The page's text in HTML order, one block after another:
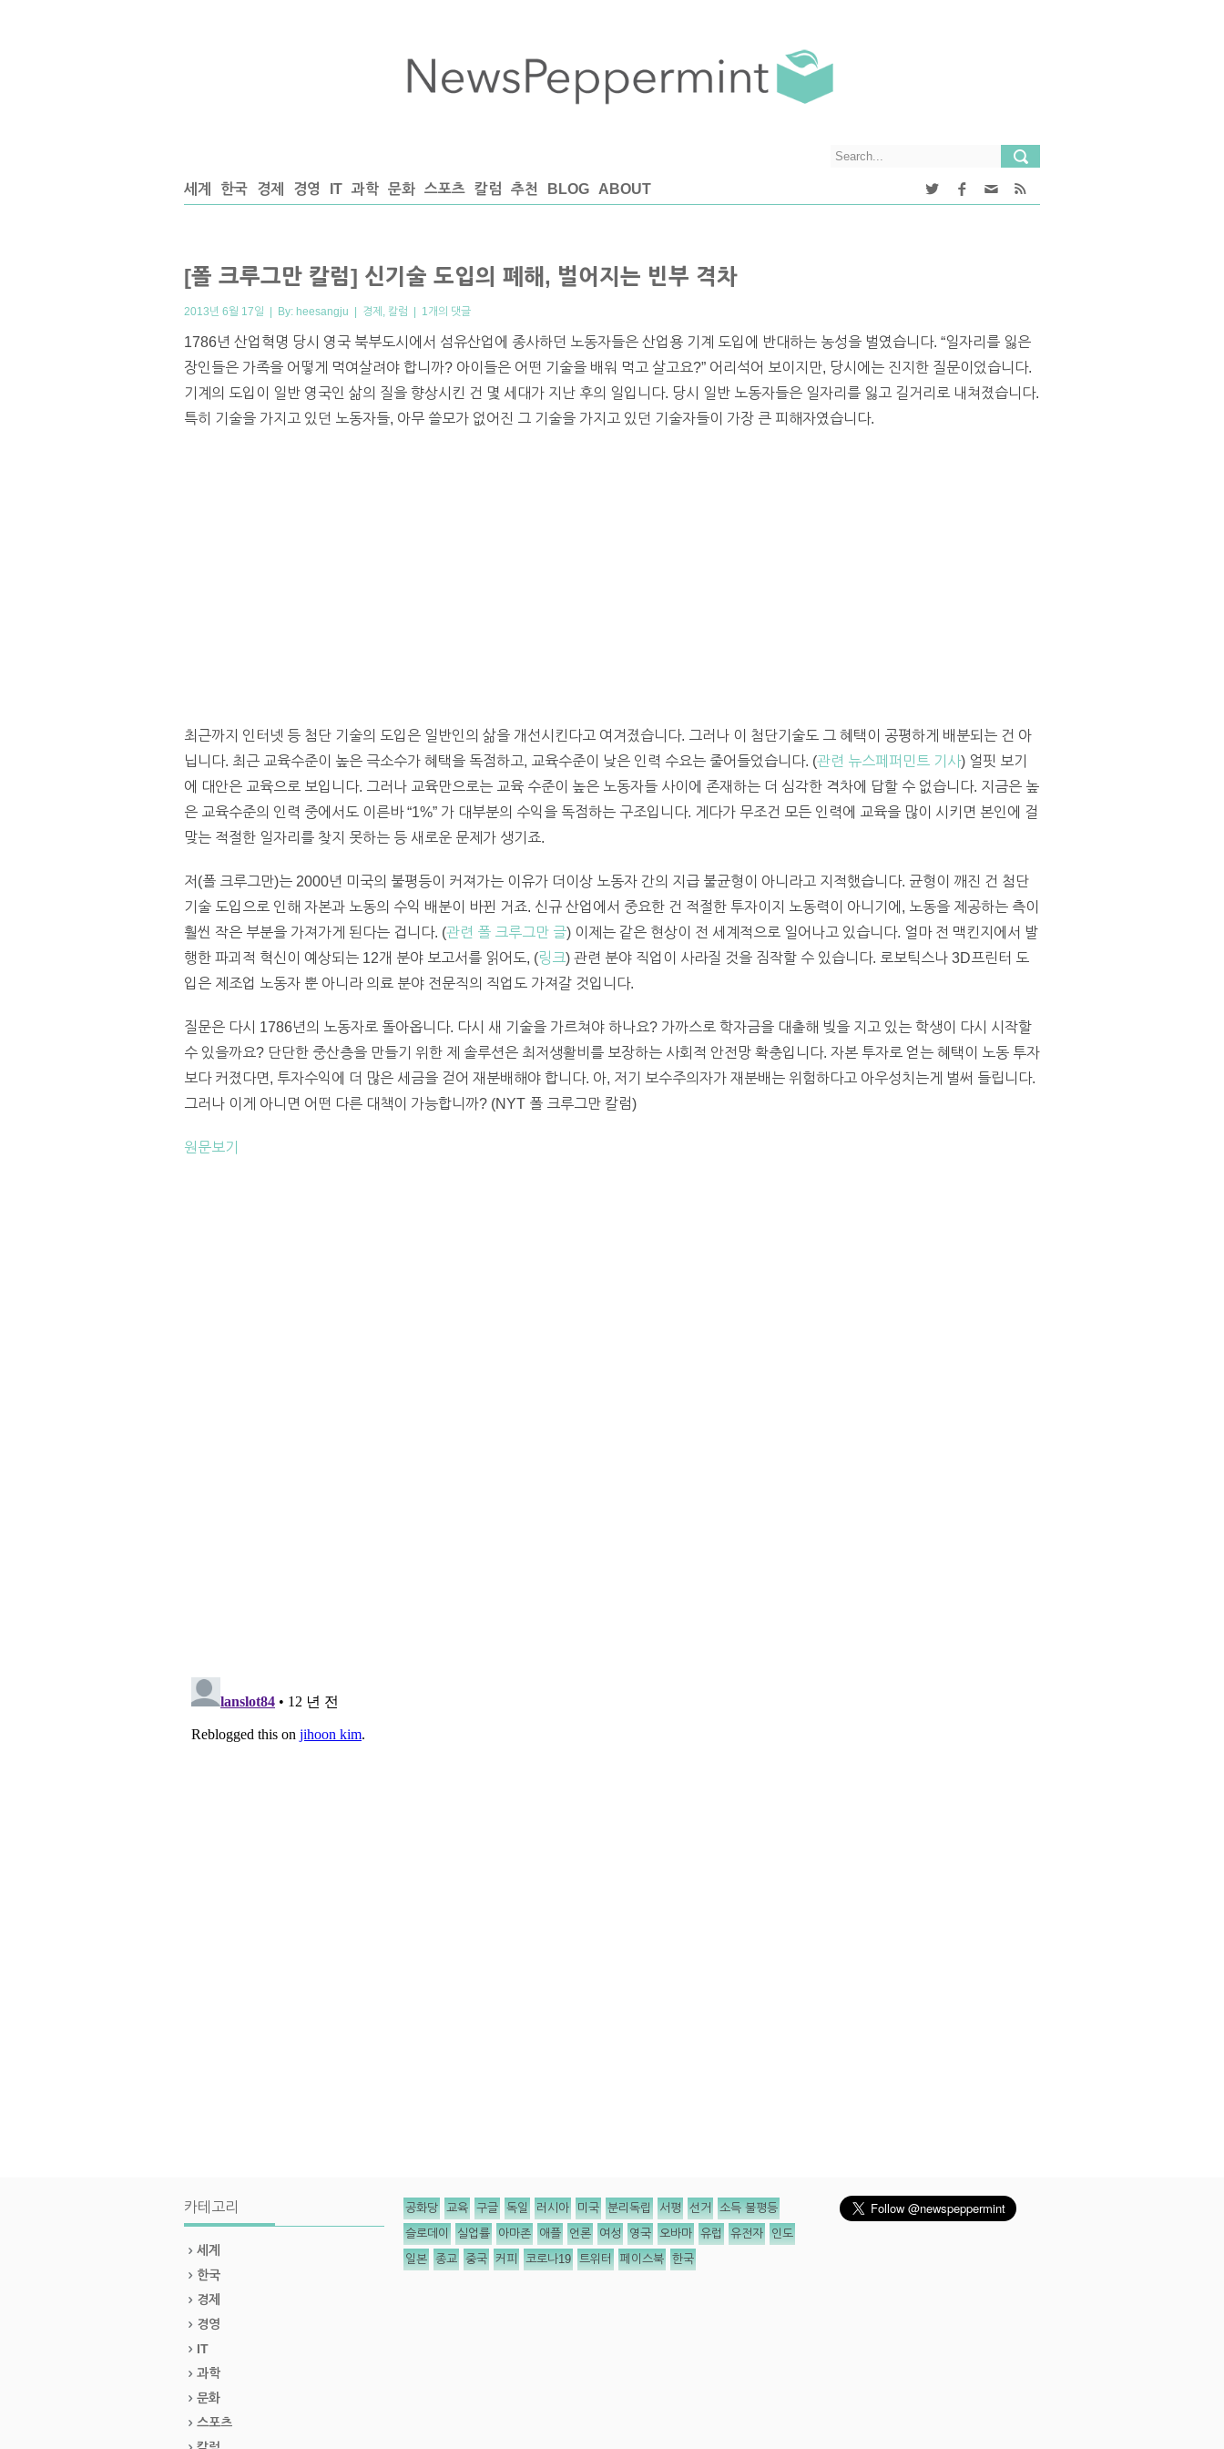
세계 한국 경제 경영 IT 과학 문화 스포츠 칼럼 추천 BLOG ABOUT
[폴 크루그만 칼럼] 신기술 도입의 폐해, 벌어지는 빈부 격차
2013년 6월 17일 | By: heesangju | 경제 , 칼럼 | 1개의 댓글
1786년 산업혁명 당시 영국 북부도시에서 섬유산업에 종사하던 노동자들은 산업용 기계 도입에 반대하는 농성을 벌였습니다. “일자리를 잃은
장인들은 가족을 어떻게 먹여살려야 합니까? 아이들은 어떤 기술을 배워 먹고 살고요?” 어리석어 보이지만, 당시에는 진지한 질문이었습니다.
기계의 도입이 일반 영국인 삶의 질을 향상시킨 건 몇 세대가 지난 후의 일입니다. 당시 일반 노동자들은 일자리를 잃고 길거리로 내쳐졌습니다.
특히 기술을 가지고 있던 노동자들, 아무 쓸모가 없어진 그 기술을 가지고 있던 기술자들이 가장 큰 피해자였습니다.
최근까지 인터넷 등 첨단 기술의 도입은 일반인의 삶을 개선시킨다고 여겨졌습니다. 그러나 이 첨단기술도 그 혜택이 공평하게 배분되는 건 아
닙니다. 최근 교육수준이 높은 극소수가 혜택을 독점하고, 교육수준이 낮은 인력 수요는 줄어들었습니다. (관련 뉴스페퍼민트 기사) 얼핏 보기
에 대안은 교육으로 보입니다. 그러나 교육만으로는 교육 수준이 높은 노동자들 사이에 존재하는 더 심각한 격차에 답할 수 없습니다. 지금은 높
은 교육수준의 인력 중에서도 이른바 “1%” 가 대부분의 수익을 독점하는 구조입니다. 게다가 무조건 모든 인력에 교육을 많이 시키면 본인에 걸
맞는 적절한 일자리를 찾지 못하는 등 새로운 문제가 생기죠.
저(폴 크루그만)는 2000년 미국의 불평등이 커져가는 이유가 더이상 노동자 간의 지급 불균형이 아니라고 지적했습니다. 균형이 깨진 건 첨단
기술 도입으로 인해 자본과 노동의 수익 배분이 바뀐 거죠. 신규 산업에서 중요한 건 적절한 투자이지 노동력이 아니기에, 노동을 제공하는 측이
훨씬 작은 부분을 가져가게 된다는 겁니다. (관련 폴 크루그만 글) 이제는 같은 현상이 전 세계적으로 일어나고 있습니다. 얼마 전 맥킨지에서 발
행한 파괴적 혁신이 예상되는 12개 분야 보고서를 읽어도, (링크) 관련 분야 직업이 사라질 것을 짐작할 수 있습니다. 로보틱스나 3D프린터 도
입은 제조업 노동자 뿐 아니라 의료 분야 전문직의 직업도 가져갈 것입니다.
질문은 다시 1786년의 노동자로 돌아옵니다. 다시 새 기술을 가르쳐야 하나요? 가까스로 학자금을 대출해 빚을 지고 있는 학생이 다시 시작할
수 있을까요? 단단한 중산층을 만들기 위한 제 솔루션은 최저생활비를 보장하는 사회적 안전망 확충입니다. 자본 투자로 얻는 혜택이 노동 투자
보다 커졌다면, 투자수익에 더 많은 세금을 걷어 재분배해야 합니다. 아, 저기 보수주의자가 재분배는 위험하다고 아우성치는게 벌써 들립니다.
그러나 이게 아니면 어떤 다른 대책이 가능합니까? (NYT 폴 크루그만 칼럼)
원문보기
카테고리
세계
한국
경제
경영
IT
과학
문화
스포츠
공화당 교육 구글 독일 러시아 미국 분리독립 서평 선거 소득 불평등
슬로데이 실업률 아마존 애플 언론 여성 영국 오바마 유럽 유전자 인도
일본 종교 중국 커피 코로나19 트위터 페이스북 한국